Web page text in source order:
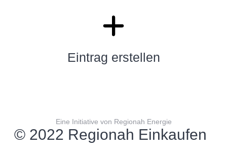
Eintrag erstellen
Eine Initiative von Regionah Energie
© 2022 Regionah Einkaufen